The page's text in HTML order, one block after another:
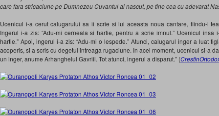
care fara stricaciune pe Dumnezeu Cuvantul ai nascut, pe tine cea cu adevarat
Ucenicul i-a cerut calugarului sa ii scrie si lui aceasta noua cantare, fiindu-i
Ingerul i-a zis: “Adu-mi cerneala si hartie, pentru a scrie imnul.” Ucenicul insa
hartie.” Apoi, ingerul i-a zis: “Adu-mi o lespede.” Atunci, calugarul inger a luat
acoperis, si a scris cu degetul intreaga rugaciune. In acel moment, ucenicul si-a
un inger, anume Arhanghelul Gavriil. Tot atunci, ingerul a disparut.” (